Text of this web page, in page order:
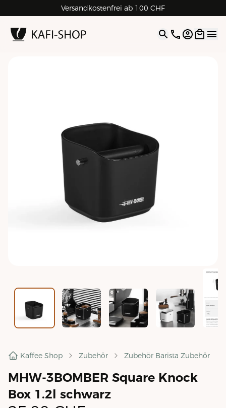
Versandkostenfrei ab 100 CHF
4.9| 5.0 Google
Open
Kaffee Shop Zubehör Zubehör Barista Zubehör
MHW-3BOMBER Square Knock
Box 1.2l schwarz